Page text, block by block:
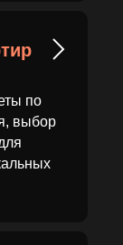
по
выбор